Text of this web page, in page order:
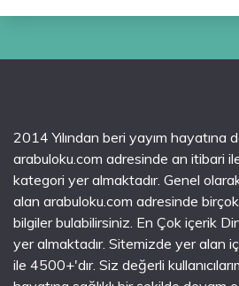
2014 Yılından beri yayım hayatına
arabuloku.com adresinde an itibari
kategori yer almaktadır. Genel
alan arabuloku.com adresinde
bilgiler bulabilirsiniz. En Çok içerik
yer almaktadır. Sitemizde yer alan
ile 4500+'dır. Siz değerli